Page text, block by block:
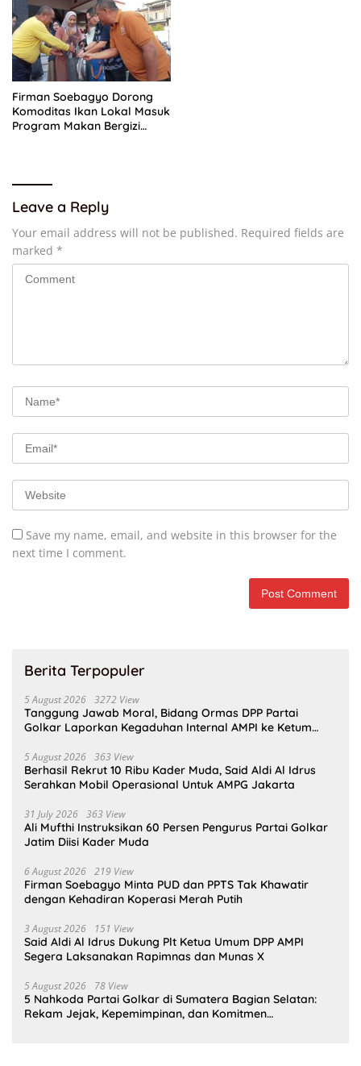
Firman Soebagyo Dorong
Komoditas Ikan Lokal Masuk
Program Makan Bergizi
Leave a Reply
Your email address will not be published. Required fields are
marked *
Save my name, email, and website in this browser for the
next time I comment.
Berita Terpopuler
5 August 2026 3272 View
Tanggung Jawab Moral, Bidang Ormas DPP Partai
Golkar Laporkan Kegaduhan Internal AMPI ke Ketum
5 August 2026 363 View
Berhasil Rekrut 10 Ribu Kader Muda, Said Aldi Al Idrus
Serahkan Mobil Operasional Untuk AMPG Jakarta
31 July 2026 363 View
Ali Mufthi Instruksikan 60 Persen Pengurus Partai Golkar
Jatim Diisi Kader Muda
6 August 2026 219 View
Firman Soebagyo Minta PUD dan PPTS Tak Khawatir
dengan Kehadiran Koperasi Merah Putih
3 August 2026 151 View
Said Aldi Al Idrus Dukung Plt Ketua Umum DPP AMPI
Segera Laksanakan Rapimnas dan Munas X
5 August 2026 78 View
5 Nahkoda Partai Golkar di Sumatera Bagian Selatan:
Rekam Jejak, Kepemimpinan, dan Komitmen